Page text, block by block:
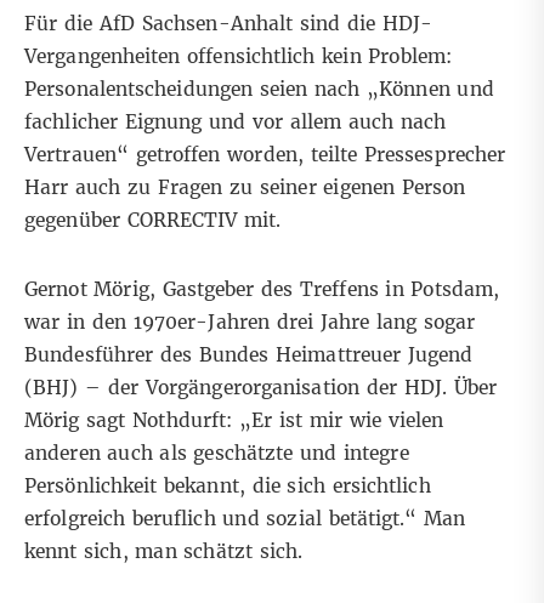
Für die AfD Sachsen-Anhalt sind die HDJ-
Vergangenheiten offensichtlich kein Problem:
Personalentscheidungen seien nach „Können und
fachlicher Eignung und vor allem auch nach
Vertrauen“ getroffen worden, teilte Pressesprecher
Harr auch zu Fragen zu seiner eigenen Person
gegenüber CORRECTIV mit.
Gernot Mörig, Gastgeber des Treffens in Potsdam,
war in den 1970er-Jahren drei Jahre lang sogar
Bundesführer des Bundes Heimattreuer Jugend
(BHJ) – der Vorgängerorganisation der HDJ. Über
Mörig sagt Nothdurft: „Er ist mir wie vielen
anderen auch als geschätzte und integre
Persönlichkeit bekannt, die sich ersichtlich
erfolgreich beruflich und sozial betätigt.“ Man
kennt sich, man schätzt sich.